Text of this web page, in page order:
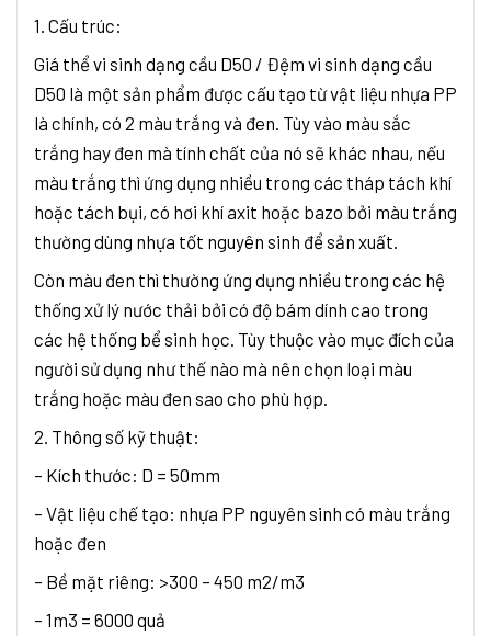
1. Cấu trúc:
Giá thể vi sinh dạng cầu D50 / Đệm vi sinh dạng cầu
D50 là một sản phẩm được cấu tạo từ vật liệu nhựa PP
là chính, có 2 màu trắng và đen. Tùy vào màu sắc
trắng hay đen mà tính chất của nó sẽ khác nhau, nếu
màu trắng thì ứng dụng nhiều trong các tháp tách khí
hoặc tách bụi, có hơi khí axit hoặc bazo bởi màu trắng
thường dùng nhựa tốt nguyên sinh để sản xuất.
Còn màu đen thì thường ứng dụng nhiều trong các hệ
thống xử lý nước thải bởi có độ bám dính cao trong
các hệ thống bể sinh học. Tùy thuộc vào mục đích của
người sử dụng như thế nào mà nên chọn loại màu
trắng hoặc màu đen sao cho phù hợp.
2. Thông số kỹ thuật:
– Kích thước: D = 50mm
– Vật liệu chế tạo: nhựa PP nguyên sinh có màu trắng
hoặc đen
– Bề mặt riêng: >300 – 450 m2/m3
– 1m3 = 6000 quả